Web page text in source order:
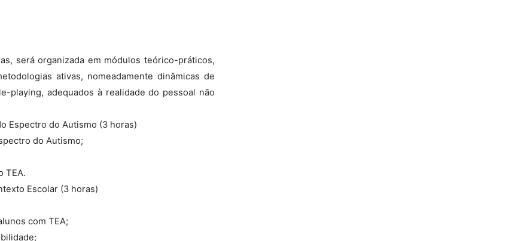
será organizada em módulos teórico-práticos,
ativas, nomeadamente dinâmicas de
playing, adequados à realidade do pessoal não
Espectro do Autismo (3 horas)
do Autismo;
TEA.
Escolar (3 horas)
com TEA;